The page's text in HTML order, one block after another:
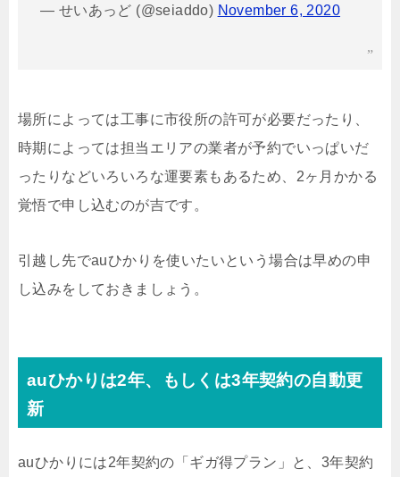
— せいあっど (@seiaddo) November 6, 2020
場所によっては工事に市役所の許可が必要だったり、
時期によっては担当エリアの業者が予約でいっぱいだ
ったりなどいろいろな運要素もあるため、2ヶ月かかる
覚悟で申し込むのが吉です。
引越し先でauひかりを使いたいという場合は早めの申
し込みをしておきましょう。
auひかりは2年、もしくは3年契約の自動更
新
auひかりには2年契約の「ギガ得プラン」と、3年契約